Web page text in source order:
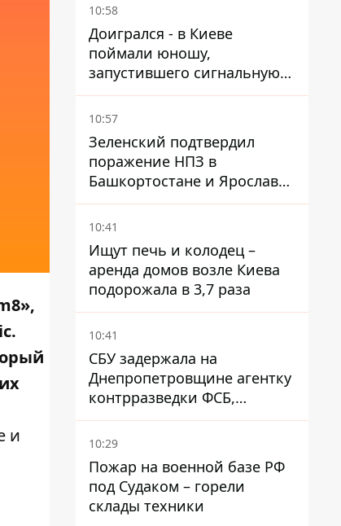
и
10:58
Доигрался - в Киеве
поймали юношу,
запустившего сигнальную
ракету, чтобы порадовать
девушек
10:57
Зеленский подтвердил
поражение НПЗ в
Башкортостане и Ярославле
- видео
10:41
Ищут печь и колодец –
аренда домов возле Киева
подорожала в 3,7 раза
10:41
СБУ задержала на
Днепропетровщине агентку
контрразведки ФСБ,
готовившую теракты –
шпионила за военными
10:29
Пожар на военной базе РФ
под Судаком – горели
склады техники